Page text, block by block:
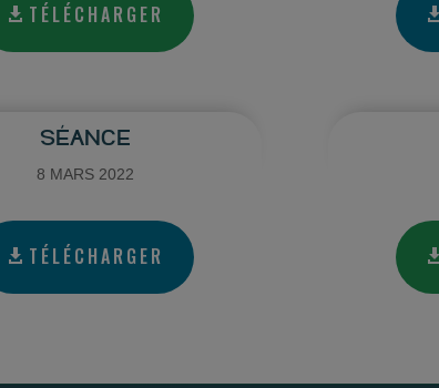
TÉLÉCHARGER
SÉANCE
8 MARS 2022
TÉLÉCHARGER